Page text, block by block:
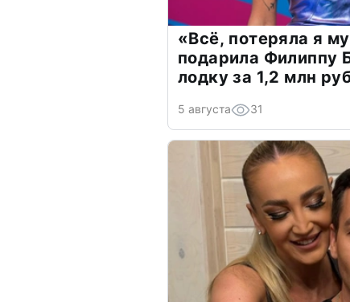
«Всё, потеряла я
подарила Филиппу
лодку за 1,2 млн
5 августа 31